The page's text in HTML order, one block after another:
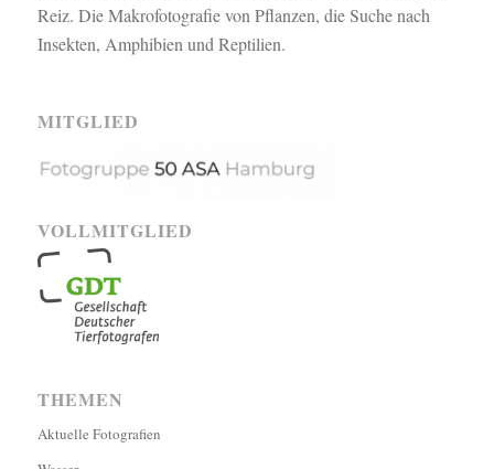
Reiz. Die Makrofotografie von Pflanzen, die Suche nach
Insekten, Amphibien und Reptilien.
MITGLIED
VOLLMITGLIED
THEMEN
Aktuelle Fotografien